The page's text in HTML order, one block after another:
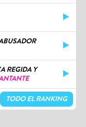
REGIDA Y
TODO EL RANKING